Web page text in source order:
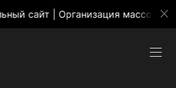
| Организация массовых